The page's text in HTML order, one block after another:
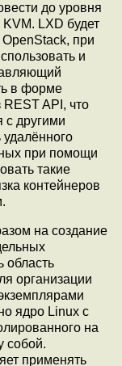
до уровня
LXD будет
при
и
в форме
API, что
с другими
при помощи
такие
контейнеров
на создание
область
организации
ядро Linux с
на
собой.
применять